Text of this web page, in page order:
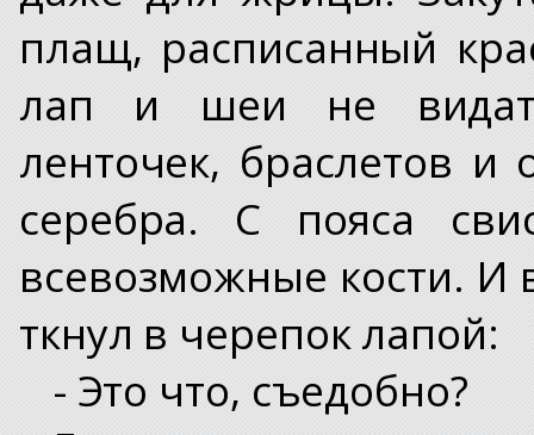
плащ, расписанный
лап и шеи не
ленточек, браслетов
серебра. С пояса
всевозможные кости. И
ткнул в черепок лапой:
- Это что, съедобно?